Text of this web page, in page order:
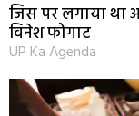
जिस पर लगाया था
विनेश फोगाट
UP Ka Agenda